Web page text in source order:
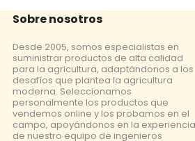
Sobre nosotros
Desde 2005, somos especialistas en
suministrar productos de alta calidad
para la agricultura, adaptándonos a los
desafíos que plantea la agricultura
moderna. Seleccionamos
personalmente los productos que
vendemos online y los probamos en el
campo, apoyándonos en la experiencia
de nuestro equipo de ingenieros